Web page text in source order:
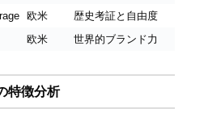
欧米
歴史考証と自由度
欧米 世界的ブランド力
特徴分析